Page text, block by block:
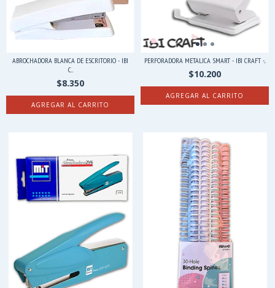
ABROCHADORA BLANCA DE ESCRITORIO - IBI
C...
$8.350
PERFORADORA METALICA SMART - IBI CRAFT -...
$10.200
AGREGAR AL CARRITO